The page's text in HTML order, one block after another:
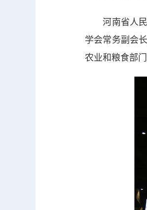
河南省人民
学会常务副会
农业和粮食部